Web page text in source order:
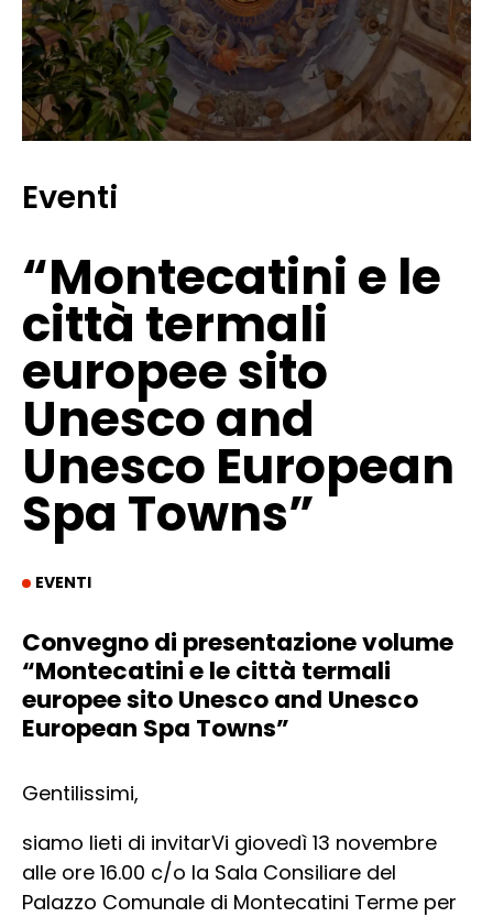
Eventi
“Montecatini e le
città termali
europee sito
Unesco and
Unesco European
Spa Towns”
EVENTI
Convegno di presentazione volume
“Montecatini e le città termali
europee sito Unesco and Unesco
European Spa Towns”
Gentilissimi,
siamo lieti di invitarVi giovedì 13 novembre
alle ore 16.00 c/o la Sala Consiliare del
Palazzo Comunale di Montecatini Terme per